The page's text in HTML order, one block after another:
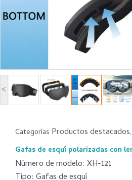
<
Categorías Productos destacados,
Gafas de esquí polarizadas con
Número de modelo: XH-121
Tipo: Gafas de esquí